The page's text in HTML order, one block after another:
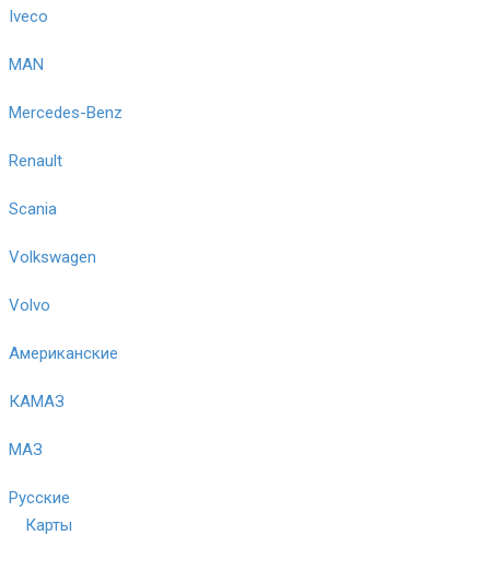
Iveco
MAN
Mercedes-Benz
Renault
Scania
Volkswagen
Volvo
Американские
КАМАЗ
МАЗ
Русские
Карты